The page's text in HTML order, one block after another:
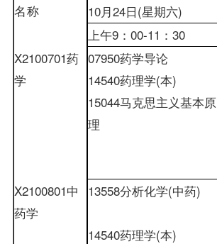
名称
10月24日(星期六)
上午9： 00-11 ： 30
X2100701药
学
07950药学导论
14540药理学(本)
15044马克思主义基本原
理
X2100801中
药学
13558分析化学(中药)
14540药理学(本)